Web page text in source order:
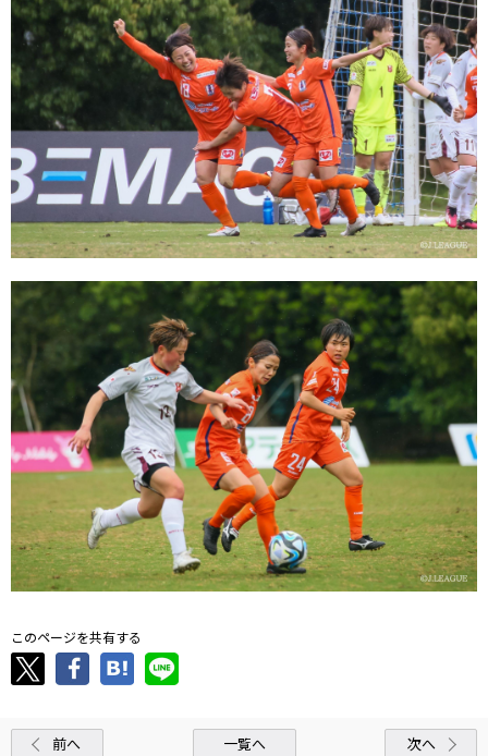
このページを共有する
前へ 一覧へ 次へ